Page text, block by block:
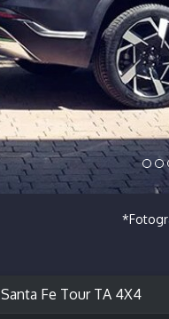
Santa Fe Tour TA 4X4